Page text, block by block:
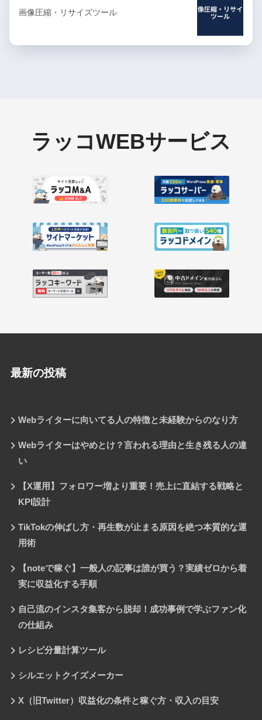
画像圧縮・リサイズツール
ラッコWEBサービス
最新の投稿
Webライターに向いてる人の特徴と未経験からのなり方
Webライターはやめとけ？言われる理由と生き残る人の違
い
【X運用】フォロワー増より重要！売上に直結する戦略と
KPI設計
TikTokの伸ばし方・再生数が止まる原因を絶つ本質的な運
用術
【noteで稼ぐ】一般人の記事は誰が買う？実績ゼロから着
実に収益化する手順
自己流のインスタ集客から脱却！成功事例で学ぶファン化
の仕組み
レシピ分量計算ツール
シルエットクイズメーカー
X（旧Twitter）収益化の条件と稼ぐ方・収入の目安